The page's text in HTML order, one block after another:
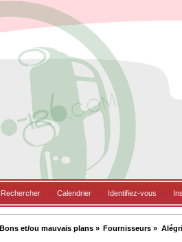
Rechercher Calendrier Identifiez-vous
Bons et/ou mauvais plans» Fournisseurs »